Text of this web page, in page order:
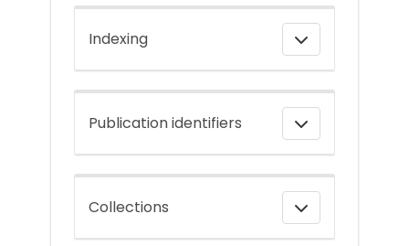
Indexing
Publication identifiers
Collections